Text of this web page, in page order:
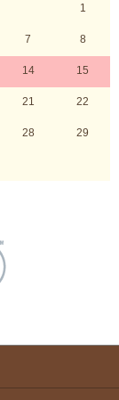
1
7 8
14 15
21 22
28 29